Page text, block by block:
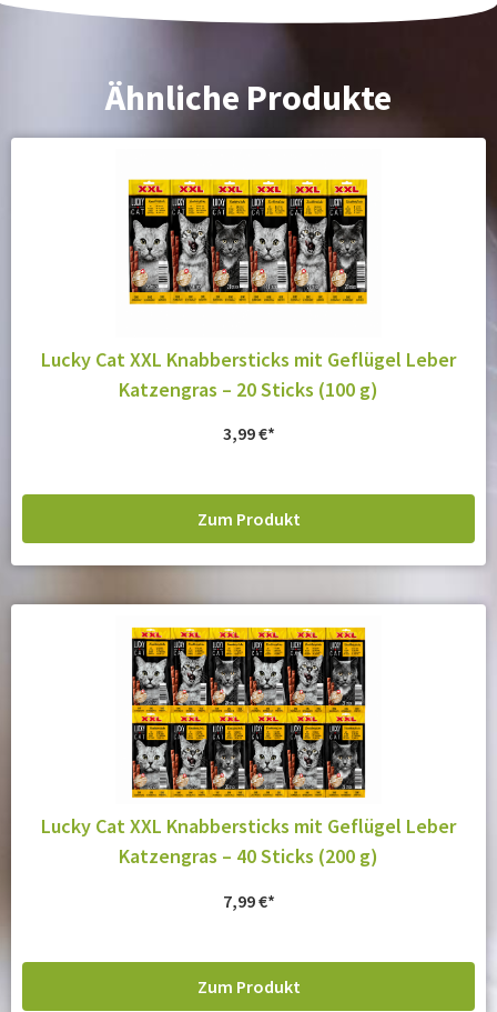
Ähnliche Produkte
Lucky Cat XXL Knabbersticks mit Geflügel Leber
Katzengras – 20 Sticks (100 g)
3,99€
Zum Produkt
Lucky Cat XXL Knabbersticks mit Geflügel Leber
Katzengras – 40 Sticks (200 g)
7,99€
Zum Produkt